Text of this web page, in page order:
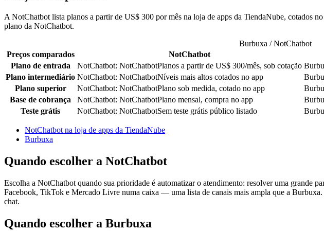
A NotChatbot lista planos a partir de US$ 300 por mês na loja de apps da TiendaNube, cotados
plano da NotChatbot.
Burbuxa / NotChatbot
Preços comparados
NotChatbot
Plano de entrada
NotChatbot: NotChatbotPlanos a partir de US$ 300/mês, sob cotação
Plano intermediário NotChatbot: NotChatbotNíveis mais altos cotados no app
Plano superior
NotChatbot: NotChatbotPlano sob medida, cotado no app
Base de cobrança
NotChatbot: NotChatbotPlano mensal, compra no app
Teste grátis
NotChatbot: NotChatbotSem teste grátis público listado
NotChatbot na loja de apps da TiendaNube
Burbuxa
Quando escolher a NotChatbot
Escolha a NotChatbot quando sua prioridade é automatizar o atendimento: resolver uma grande
Facebook, TikTok e Mercado Livre numa caixa — uma lista de canais mais ampla que a
chat.
Quando escolher a Burbuxa